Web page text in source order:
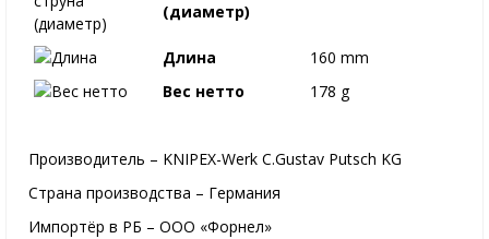
(диаметр)
Длина
160 mm
Вес нетто
178 g
Производитель – KNIPEX-Werk C.Gustav Putsch KG
Страна производства – Германия
Импортёр в РБ – ООО «Форнел»